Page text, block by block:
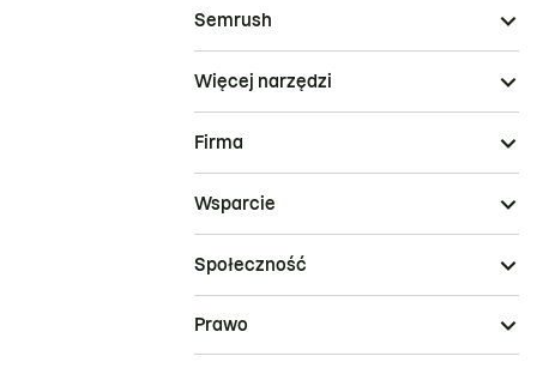
Semrush
Więcej narzędzi
Firma
Wsparcie
Społeczność
Prawo